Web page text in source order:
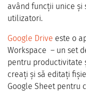
având funcții unice
utilizatori.
Google Drive este o
Workspace – un set
pentru productivitate
creați și să editați
Google Sheet pentru